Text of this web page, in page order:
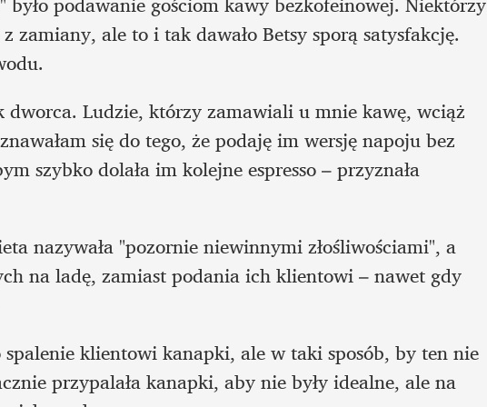
zamiany, ale to i tak dawało Betsy sporą satysfakcję.
dworca. Ludzie, którzy zamawiali u mnie kawę, wciąż
się do tego, że podaję im wersję napoju bez
szybko dolała im kolejne espresso – przyznała
nazywała "pozornie niewinnymi złośliwościami", a
na ladę, zamiast podania ich klientowi – nawet gdy
spalenie klientowi kanapki, ale w taki sposób, by ten nie
przypalała kanapki, aby nie były idealne, ale na